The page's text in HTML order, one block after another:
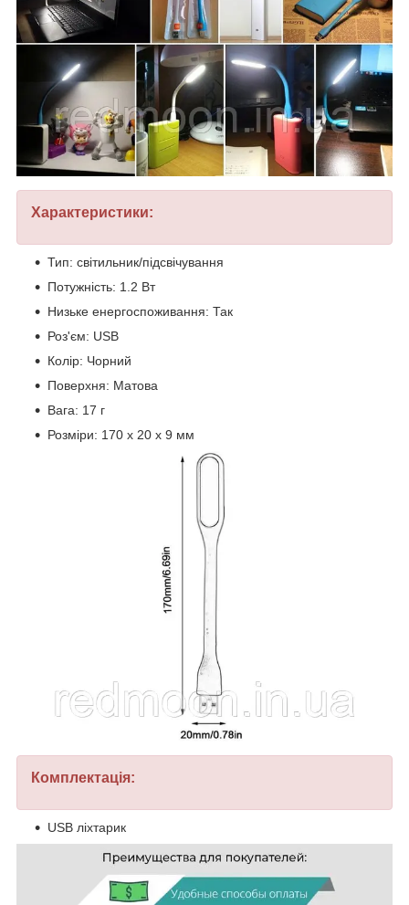
Характеристики:
Тип: світильник/підсвічування
Потужність: 1.2 Вт
Низьке енергоспоживання: Так
Роз'єм: USB
Колір: Чорний
Поверхня: Матова
Вага: 17 г
Розміри: 170 x 20 x 9 мм
Комплектація:
USB ліхтарик